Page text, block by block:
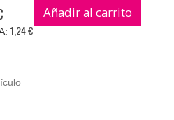
1,24 €
Añadir al carrito